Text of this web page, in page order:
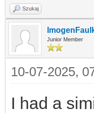
Szukaj
Junior Member
10-07-2025,
I had a